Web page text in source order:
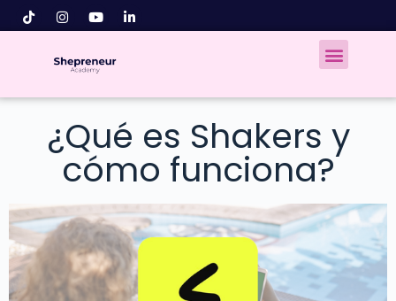
¿Qué es Shakers y
cómo funciona?